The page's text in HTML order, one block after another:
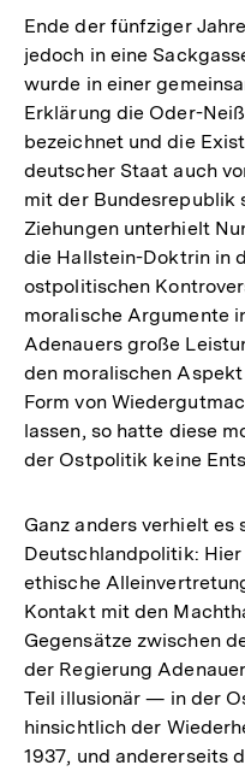
Ende der fünfziger
jedoch in eine
wurde in einer
Erklärung die Oder-
bezeichnet und die
deutscher Staat auch
mit der Bundesrepublik
Ziehungen unterhielt
die Hallstein-Doktrin in
ostpolitischen
moralische Argumente
Adenauers große
den moralischen
Form von
lassen, so hatte diese
der Ostpolitik keine
Ganz anders verhielt es
Deutschlandpolitik:
ethische
Kontakt mit den
Gegensätze zwischen
der Regierung
Teil illusionär — in der
hinsichtlich der
1937, und andererseits